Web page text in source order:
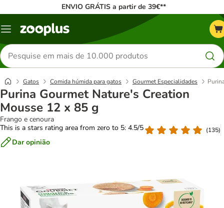
ENVIO GRÁTIS a partir de 39€**
Menu
Pesquisar
produtos
Gatos Comida húmida para gatos Gourmet Especialidades
Purina Gourmet Nature's Creation
Mousse 12 x 85 g
Frango e cenoura
This is a stars rating area from zero to 5: 4.5/5
(135)
Dar opinião